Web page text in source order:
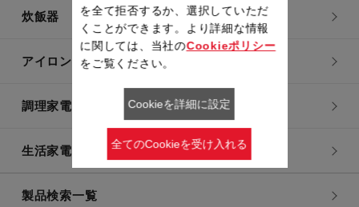
炊飯器
アイロン・衣類スチーマー
調理家電
生活家電
製品検索一覧
を全て拒否するか、選択していただ
くことができます。より詳細な情報
に関しては、当社のCookieポリシー
をご覧ください。
Cookieを詳細に設定
全てのCookieを受け入れる